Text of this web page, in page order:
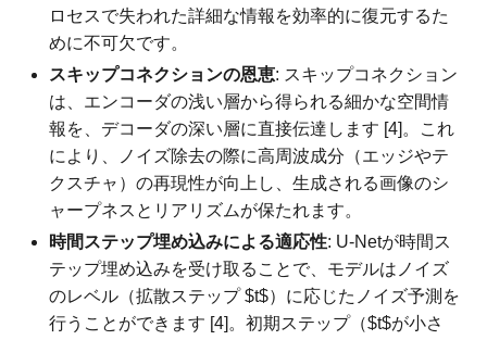
ロセスで失われた詳細な情報を効率的に復元するた
めに不可欠です。
スキップコネクションの恩恵: スキップコネクション
は、エンコーダの浅い層から得られる細かな空間情
報を、デコーダの深い層に直接伝達します [4]。これ
により、ノイズ除去の際に高周波成分（エッジやテ
クスチャ）の再現性が向上し、生成される画像のシ
ャープネスとリアリズムが保たれます。
時間ステップ埋め込みによる適応性: U-Netが時間ス
テップ埋め込みを受け取ることで、モデルはノイズ
のレベル（拡散ステップ $t$）に応じたノイズ予測を
行うことができます [4]。初期ステップ（$t$が小さ